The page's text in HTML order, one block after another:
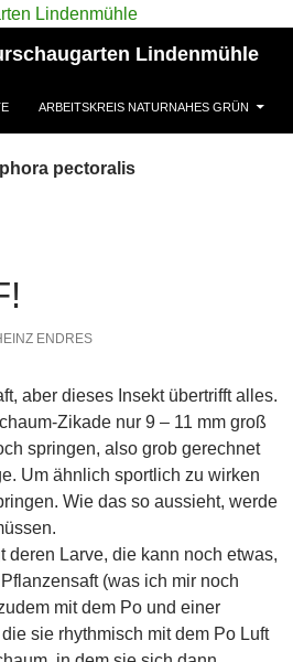
Lindenmühle
ARBEITSKREIS NATURNAHES GRÜN
pectoralis
ENDRES
aber dieses Insekt übertrifft alles.
Zikade nur 9 – 11 mm groß
springen, also grob gerechnet
Um ähnlich sportlich zu wirken
Wie das so aussieht, werde
deren Larve, die kann noch etwas,
(was ich mir noch
mit dem Po und einer
sie rhythmisch mit dem Po Luft